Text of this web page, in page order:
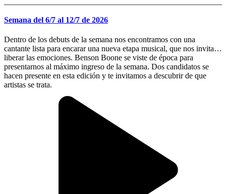
Semana del 6/7 al 12/7 de 2026
Dentro de los debuts de la semana nos encontramos con una
cantante lista para encarar una nueva etapa musical, que nos invita a
liberar las emociones. Benson Boone se viste de época para
presentarnos al máximo ingreso de la semana. Dos candidatos se
hacen presente en esta edición y te invitamos a descubrir de que
artistas se trata.